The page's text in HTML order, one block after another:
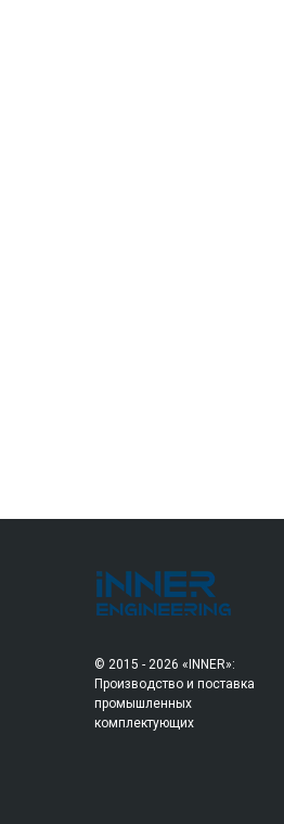
© 2015 - 2026 «INNER»:
Производство и поставка
промышленных
комплектующих